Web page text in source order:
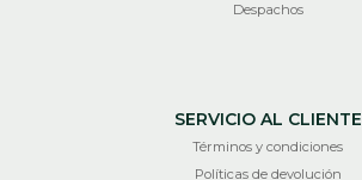
Despachos
SERVICIO AL CLIENTE
Términos y condiciones
Políticas de devolución